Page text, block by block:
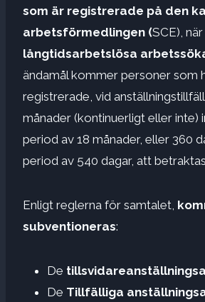
som är registrerade på den
arbetsförmedlingen (SCE),
långtidsarbetslösa
ändamål kommer personer som
registrerade, vid
månader (kontinuerligt eller inte)
period av 18 månader, eller 360
period av 540 dagar, att
Enligt reglerna för samtalet,
subventioneras:
De
De Tillfälliga